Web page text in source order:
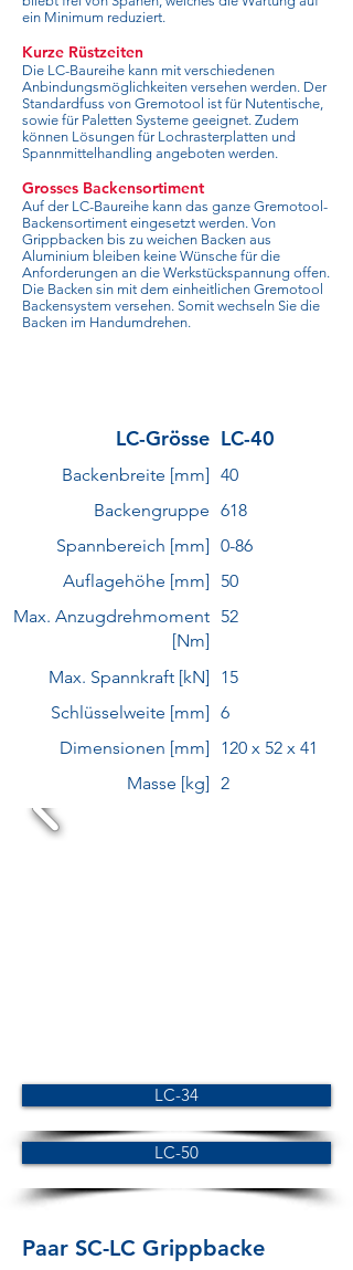
ein Minimum reduziert.
Kurze Rüstzeiten
Die LC-Baureihe kann mit verschiedenen
Anbindungsmöglichkeiten versehen werden. Der
Standardfuss von Gremotool ist für Nutentische,
sowie für Paletten Systeme geeignet. Zudem
können Lösungen für Lochrasterplatten und
Spannmittelhandling angeboten werden.
Grosses Backensortiment
Auf der LC-Baureihe kann das ganze Gremotool-
Backensortiment eingesetzt werden. Von
Grippbacken bis zu weichen Backen aus
Aluminium bleiben keine Wünsche für die
Anforderungen an die Werkstückspannung offen.
Die Backen sin mit dem einheitlichen Gremotool
Backensystem versehen. Somit wechseln Sie die
Backen im Handumdrehen.
LC-Grösse LC-40
Backenbreite [mm] 40
Backengruppe 618
Spannbereich [mm] 0-86
Auflagehöhe [mm] 50
Max. Anzugdrehmoment
[Nm]
52
Max. Spannkraft [kN]
15
Schlüsselweite [mm] 6
Dimensionen [mm]
120 x 52 x 41
Masse [kg] 2
LC-34
LC-50
Paar SC-LC Grippbacke